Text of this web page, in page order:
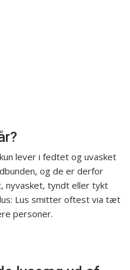
lever i fedtet og uvasket
og de er derfor
nyvasket, tyndt eller tykt
Lus smitter oftest via tæt
personer.